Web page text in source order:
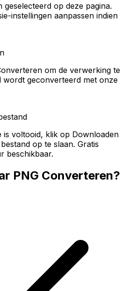
geselecteerd op deze pagina.
instellingen aanpassen indien
om de verwerking te
wordt geconverteerd met onze
is voltooid, klik op Downloaden
op te slaan. Gratis
beschikbaar.
PNG Converteren?